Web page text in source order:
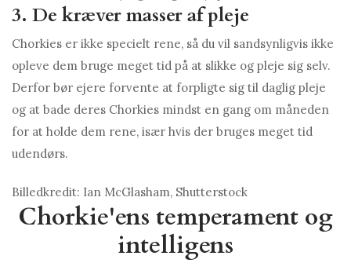
3. De kræver masser af pleje
Chorkies er ikke specielt rene, så du vil sandsynligvis ikke
opleve dem bruge meget tid på at slikke og pleje sig selv.
Derfor bør ejere forvente at forpligte sig til daglig pleje
og at bade deres Chorkies mindst en gang om måneden
for at holde dem rene, især hvis der bruges meget tid
udendørs.
Billedkredit: Ian McGlasham, Shutterstock
Chorkie'ens temperament og
intelligens